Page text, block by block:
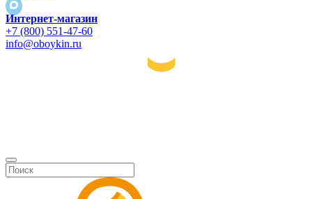
Интернет-магазин
+7 (800) 551-47-60
info@oboykin.ru